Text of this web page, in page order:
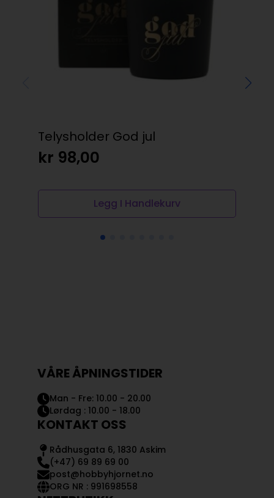
Telysholder God jul
kr 98,00
Legg I Handlekurv
VÅRE ÅPNINGSTIDER
Man - Fre: 10.00 - 20.00
Lørdag : 10.00 - 18.00
KONTAKT OSS
Rådhusgata 6, 1830 Askim
(+47) 69 89 69 00
post@hobbyhjornet.no
ORG NR : 991698558